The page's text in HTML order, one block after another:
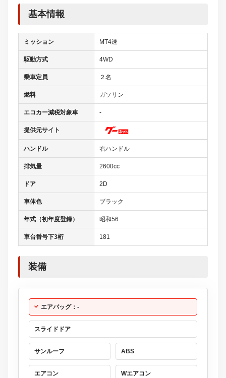
基本情報
ミッション MT4速
駆動方式 4WD
乗車定員 ２名
燃料 ガソリン
エコカー減税対象車 -
提供元サイト
ハンドル 右ハンドル
排気量 2600cc
ドア 2D
車体色 ブラック
年式（初年度登録） 昭和56
車台番号下3桁 181
装備
エアバッグ：-
スライドドア
サンルーフ ABS
エアコン Wエアコン